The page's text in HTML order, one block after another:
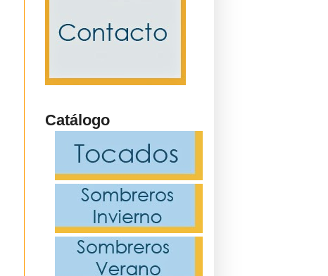
Catálogo